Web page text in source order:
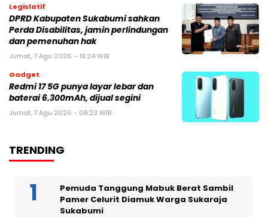
Legislatif
DPRD Kabupaten Sukabumi sahkan
Perda Disabilitas, jamin perlindungan
dan pemenuhan hak
Jumat, 7 Agu 2026 - 19:24 WIB
Gadget
Redmi 17 5G punya layar lebar dan
baterai 6.300mAh, dijual segini
Jumat, 7 Agu 2026 - 08:23 WIB
TRENDING
Pemuda Tanggung Mabuk Berat Sambil
Pamer Celurit Diamuk Warga Sukaraja
Sukabumi